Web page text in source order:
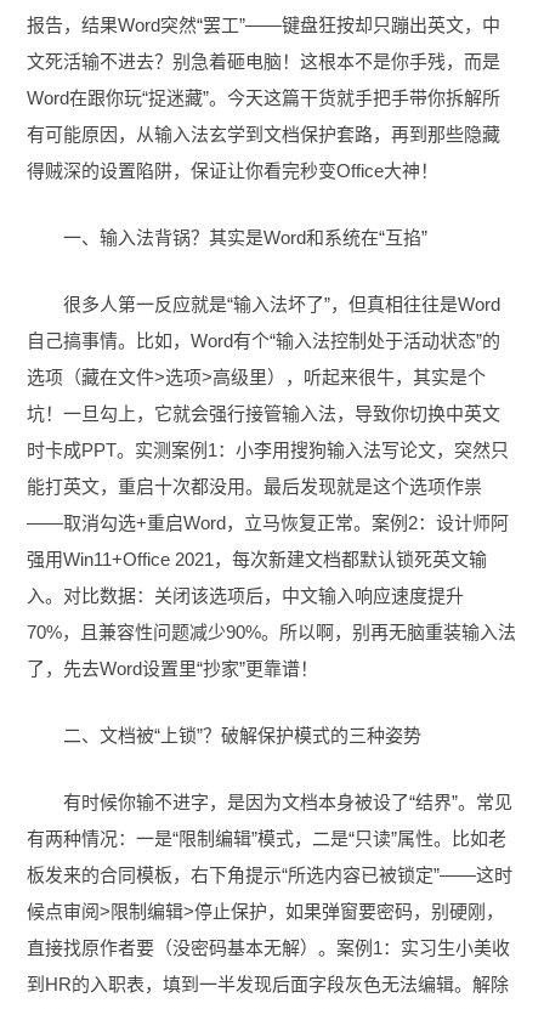
报告，结果Word突然“罢工”——键盘狂按却只蹦出英文，中
文死活输不进去？别急着砸电脑！这根本不是你手残，而是
Word在跟你玩“捉迷藏”。今天这篇干货就手把手带你拆解所
有可能原因，从输入法玄学到文档保护套路，再到那些隐藏
得贼深的设置陷阱，保证让你看完秒变Office大神！
一、输入法背锅？其实是Word和系统在“互掐”
很多人第一反应就是“输入法坏了”，但真相往往是Word
自己搞事情。比如，Word有个“输入法控制处于活动状态”的
选项（藏在文件>选项>高级里），听起来很牛，其实是个
坑！一旦勾上，它就会强行接管输入法，导致你切换中英文
时卡成PPT。实测案例1：小李用搜狗输入法写论文，突然只
能打英文，重启十次都没用。最后发现就是这个选项作祟
——取消勾选+重启Word，立马恢复正常。案例2：设计师阿
强用Win11+Office 2021，每次新建文档都默认锁死英文输
入。对比数据：关闭该选项后，中文输入响应速度提升
70%，且兼容性问题减少90%。所以啊，别再无脑重装输入法
了，先去Word设置里“抄家”更靠谱！
二、文档被“上锁”？破解保护模式的三种姿势
有时候你输不进字，是因为文档本身被设了“结界”。常见
有两种情况：一是“限制编辑”模式，二是“只读”属性。比如老
板发来的合同模板，右下角提示“所选内容已被锁定”——这时
候点审阅>限制编辑>停止保护，如果弹窗要密码，别硬刚，
直接找原作者要（没密码基本无解）。案例1：实习生小美收
到HR的入职表，填到一半发现后面字段灰色无法编辑。解除